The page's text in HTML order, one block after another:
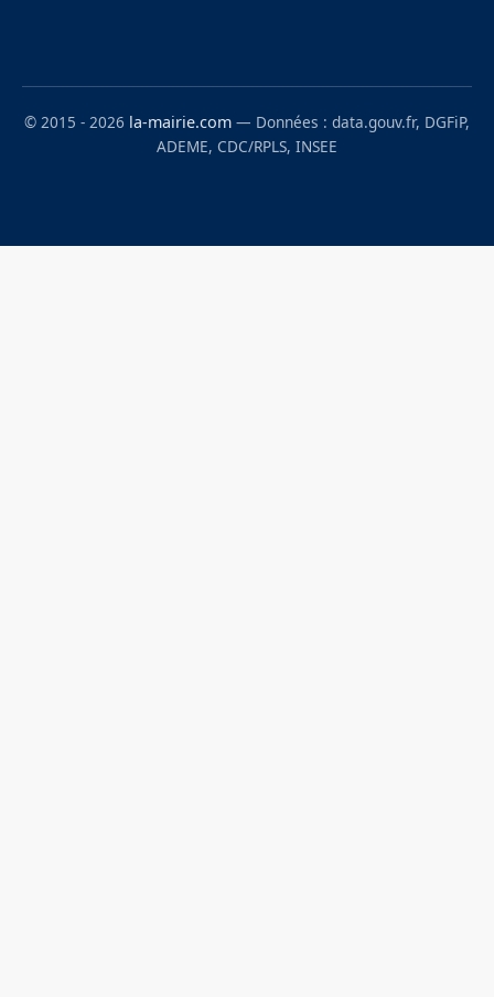
© 2015 - 2026 la-mairie.com — Données : data.gouv.fr, DGFiP,
ADEME, CDC/RPLS, INSEE